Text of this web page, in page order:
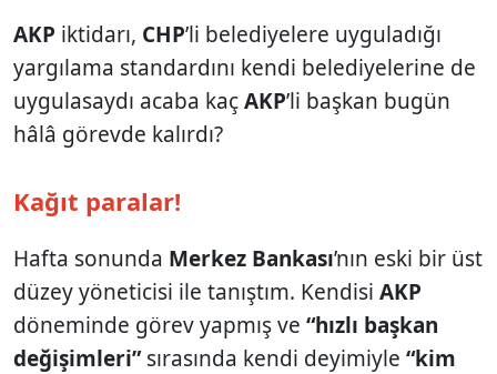
AKP iktidarı, CHP’li belediyelere uyguladığı
yargılama standardını kendi belediyelerine de
uygulasaydı acaba kaçAKP’li başkan bugün
hâlâ görevde kalırdı?
Kağıt paralar!
Hafta sonunda Merkez Bankası’nın eski bir üst
düzey yöneticisi ile tanıştım. Kendisi AKP
döneminde görev yapmış ve “hızlı başkan
değişimleri”sırasında kendi deyimiyle “kim